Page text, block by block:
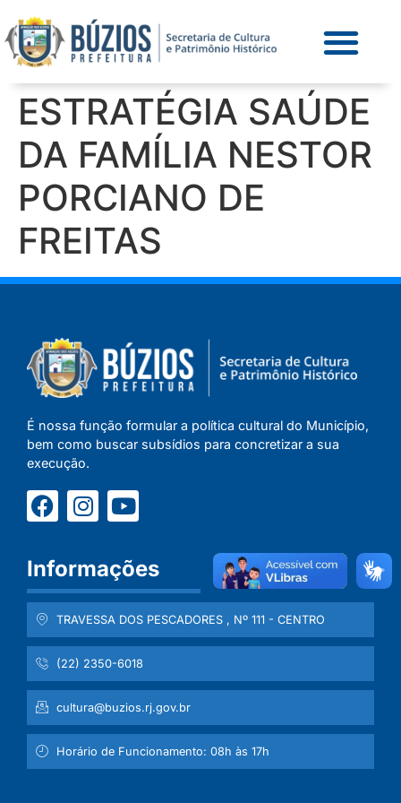
ESTRATÉGIA SAÚDE
DA FAMÍLIA NESTOR
PORCIANO DE
FREITAS
É nossa função formular a política cultural do Município,
bem como buscar subsídios para concretizar a sua
execução.
Informações
TRAVESSA DOS PESCADORES , Nº 111 - CENTRO
(22) 2350-6018
cultura@buzios.rj.gov.br
Horário de Funcionamento: 08h às 17h